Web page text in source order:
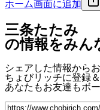
ホーム画面に追加
三条たたみ
の情報をみん
シェアした情報から
ちょびリッチに登録
あなたもお友達もボ